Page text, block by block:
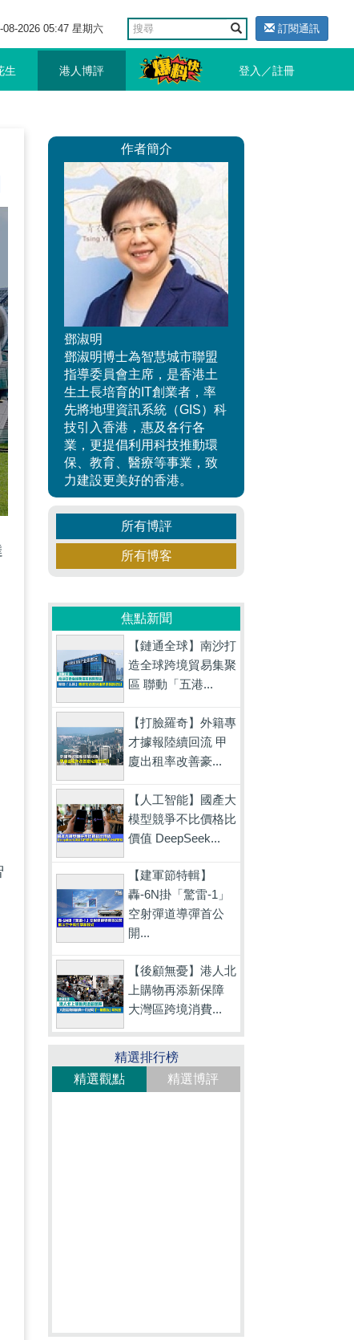
08-2026 05:47 星期六 訂閱通訊
生 港人博評 登入／註冊
作者簡介
鄧淑明
鄧淑明博士為智慧城市聯盟
指導委員會主席，是香港土
生土長培育的IT創業者，率
先將地理資訊系統（GIS）科
技引入香港，惠及各行各
業，更提倡利用科技推動環
保、教育、醫療等事業，致
力建設更美好的香港。
所有博評
所有博客
焦點新聞
【鏈通全球】南沙打
造全球跨境貿易集聚
區 聯動「五港...
【打臉羅奇】外籍專
才據報陸續回流 甲
廈出租率改善豪...
【人工智能】國產大
模型競爭不比價格比
價值 DeepSeek...
【建軍節特輯】
轟-6N掛「驚雷-1」
空射彈道導彈首公
開...
【後顧無憂】港人北
上購物再添新保障
大灣區跨境消費...
精選排行榜
精選觀點
精選博評